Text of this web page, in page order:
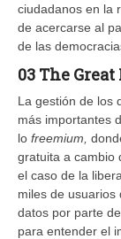
ciudadanos en la
de acercarse al
de las
03 The
La gestión de los
más importantes
lo freemium,
gratuita a cambio
el caso de la
miles de usuarios
datos por parte
para entender el